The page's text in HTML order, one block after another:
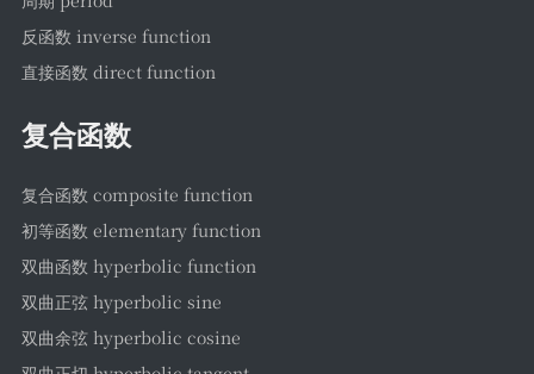
反函数 inverse function
直接函数 direct function
复合函数
复合函数 composite function
初等函数 elementary function
双曲函数 hyperbolic function
双曲正弦 hyperbolic sine
双曲余弦 hyperbolic cosine